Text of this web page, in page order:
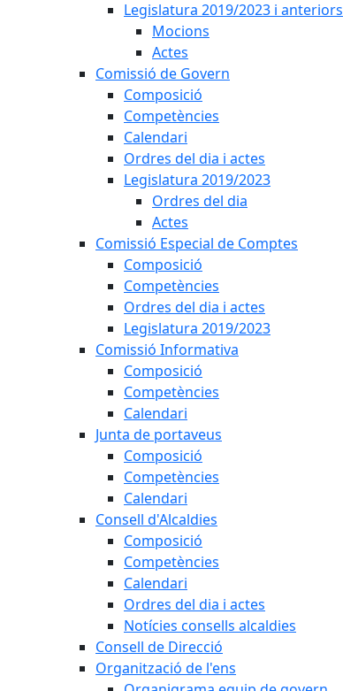
Legislatura 2019/2023 i anteriors
Mocions
Actes
Comissió de Govern
Composició
Competències
Calendari
Ordres del dia i actes
Legislatura 2019/2023
Ordres del dia
Actes
Comissió Especial de Comptes
Composició
Competències
Ordres del dia i actes
Legislatura 2019/2023
Comissió Informativa
Composició
Competències
Calendari
Junta de portaveus
Composició
Competències
Calendari
Consell d'Alcaldies
Composició
Competències
Calendari
Ordres del dia i actes
Notícies consells alcaldies
Consell de Direcció
Organització de l'ens